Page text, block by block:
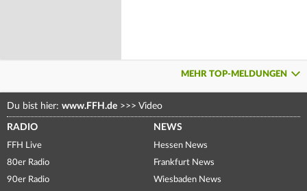
MEHR TOP-MELDUNGEN
Du bist hier: www.FFH.de >>> Video
RADIO
FFH Live
80er Radio
90er Radio
NEWS
Hessen News
Frankfurt News
Wiesbaden News